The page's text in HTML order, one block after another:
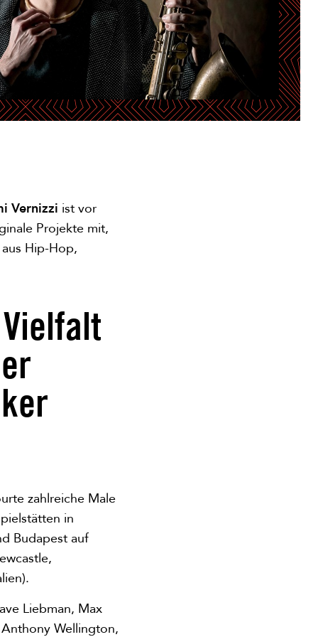
Vernizzi ist vor
Projekte mit,
Hip-Hop,
zahlreiche Male
in
Budapest auf
Liebman, Max
Wellington,